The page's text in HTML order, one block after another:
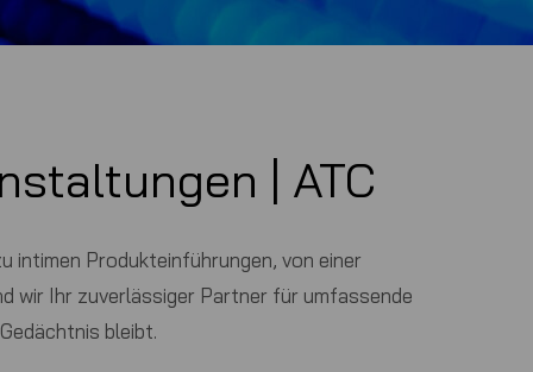
| ATC
intimen Produkteinführungen, von einer
wir Ihr zuverlässiger Partner für umfassende
bleibt.